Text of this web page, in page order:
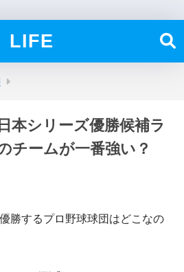
LIFE
本シリーズ優勝候補ラ
チームが一番強い？
勝するプロ野球球団はどこなの